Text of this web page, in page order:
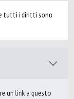
tutti i diritti sono
un link a questo